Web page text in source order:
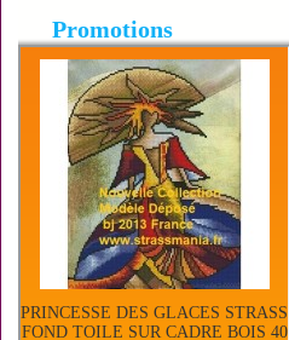
Promotions
PRINCESSE DES GLACES STRASS
FOND TOILE SUR CADRE BOIS 40